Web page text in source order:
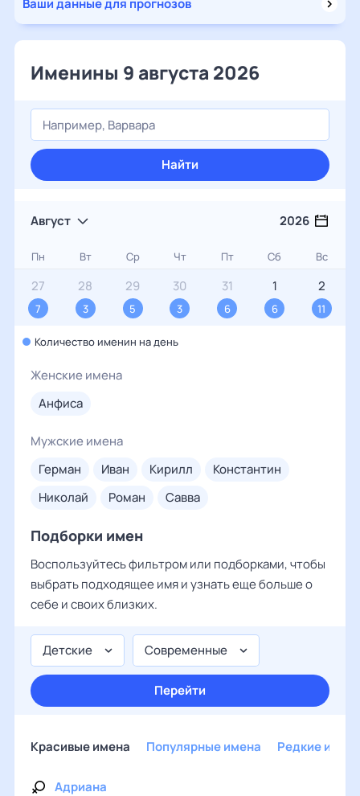
Ваши данные для прогнозов
Именины 9 августа 2026
Найти
Август 2026
Пн Вт Ср Чт Пт Сб Вс
27
7
28
3
29
5
30
3
31
6
1
6
2
11
Количество именин на день
Женские имена
анфиса
Мужские имена
герман
иван кирилл
константин
николай
роман савва
Подборки имен
Воспользуйтесь фильтром или подборками, чтобы
выбрать подходящее имя и узнать еще больше о
себе и своих близких.
Детские Современные
Перейти
Красивые имена Популярные имена Редкие
Адриана